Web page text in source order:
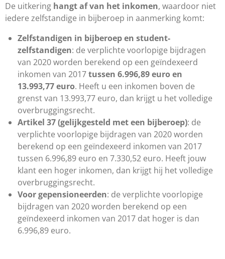
De uitkering hangt af van het inkomen, waardoor niet
iedere zelfstandige in bijberoep in aanmerking komt:
Zelfstandigen in bijberoep en student-
zelfstandigen: de verplichte voorlopige bijdragen
van 2020 worden berekend op een geïndexeerd
inkomen van 2017tussen 6.996,89 euro en
13.993,77 euro. Heeft u een inkomen boven de
grenst van 13.993,77 euro, dan krijgt u het volledige
overbruggingsrecht.
Artikel 37 (gelijkgesteld met een bijberoep): de
verplichte voorlopige bijdragen van 2020 worden
berekend op een geïndexeerd inkomen van 2017
tussen 6.996,89 euro en 7.330,52 euro. Heeft jouw
klant een hoger inkomen, dan krijgt hij het volledige
overbruggingsrecht.
Voor gepensioneerden: de verplichte voorlopige
bijdragen van 2020 worden berekend op een
geïndexeerd inkomen van 2017 dat hoger is dan
6.996,89 euro.